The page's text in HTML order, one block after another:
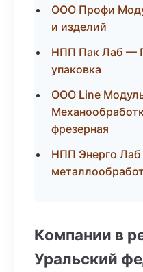
ООО Профи
и изделий
НПП Пак Лаб —
упаковка
ООО Line
фрезерная
НПП Энерго
Компании в
Уральский